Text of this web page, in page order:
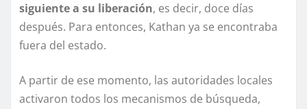
siguiente a su liberación, es decir, doce días
después. Para entonces, Kathan ya se encontraba
fuera del estado.
A partir de ese momento, las autoridades locales
activaron todos los mecanismos de búsqueda,